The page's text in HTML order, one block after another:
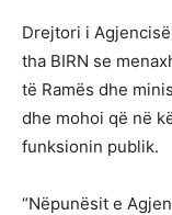
Drejtori i
tha BIRN se
të Ramës dhe
dhe mohoi që në
funksionin publik.
“Nëpunësit e